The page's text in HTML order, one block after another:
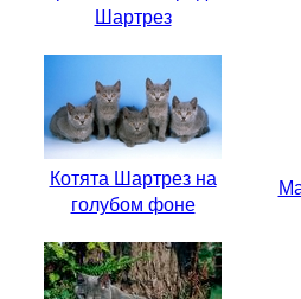
Шартрез
Котята Шартрез на
голубом фоне